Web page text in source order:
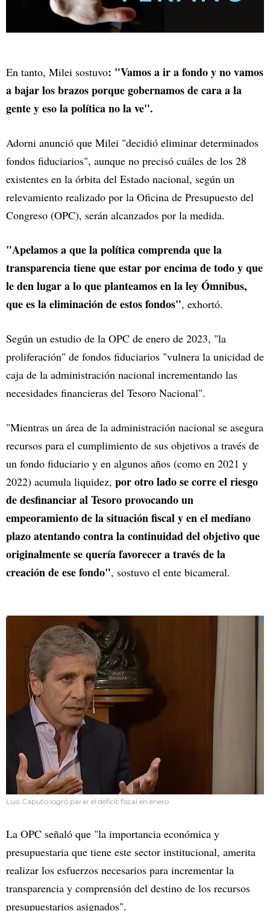
En tanto, Milei sostuvo: "Vamos a ir a fondo y no vamos
a bajar los brazos porque gobernamos de cara a la
gente y eso la política no la ve".
Adorni anunció que Milei "decidió eliminar determinados
fondos fiduciarios", aunque no precisó cuáles de los 28
existentes en la órbita del Estado nacional, según un
relevamiento realizado por la Oficina de Presupuesto del
Congreso (OPC), serán alcanzados por la medida.
"Apelamos a que la política comprenda que la
transparencia tiene que estar por encima de todo y que
le den lugar a lo que planteamos en la ley Ómnibus,
que es la eliminación de estos fondos", exhortó.
Según un estudio de la OPC de enero de 2023, "la
proliferación" de fondos fiduciarios "vulnera la unicidad de
caja de la administración nacional incrementando las
necesidades financieras del Tesoro Nacional".
"Mientras un área de la administración nacional se asegura
recursos para el cumplimiento de sus objetivos a través de
un fondo fiduciario y en algunos años (como en 2021 y
2022) acumula liquidez, por otro lado se corre el riesgo
de desfinanciar al Tesoro provocando un
empeoramiento de la situación fiscal y en el mediano
plazo atentando contra la continuidad del objetivo que
originalmente se quería favorecer a través de la
creación de ese fondo", sostuvo el ente bicameral.
Luis Caputo logró parar el déficit fiscal en enero
La OPC señaló que "la importancia económica y
presupuestaria que tiene este sector institucional, amerita
realizar los esfuerzos necesarios para incrementar la
transparencia y comprensión del destino de los recursos
presupuestarios asignados".